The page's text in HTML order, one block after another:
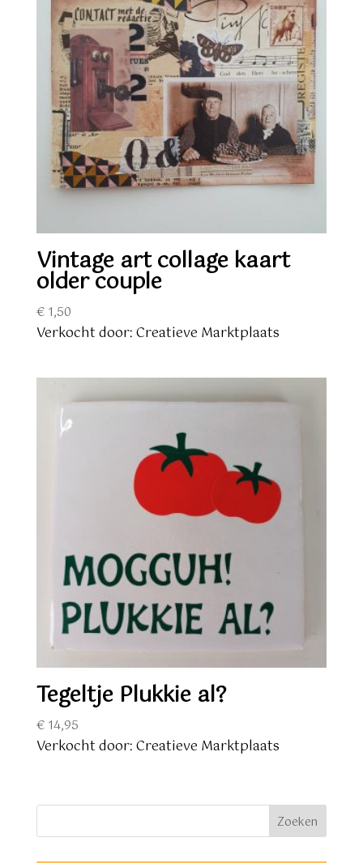
Vintage art collage kaart
older couple
€1,50
Verkocht door: Creatieve Marktplaats
Tegeltje Plukkie al?
€14,95
Verkocht door: Creatieve Marktplaats
Zoeken